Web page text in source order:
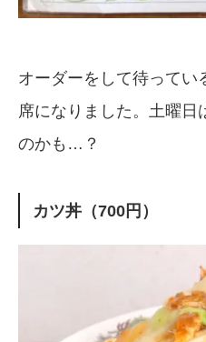
オーダーをして待ってい
席になりました。土曜日
のかも…？
カツ丼（700円）